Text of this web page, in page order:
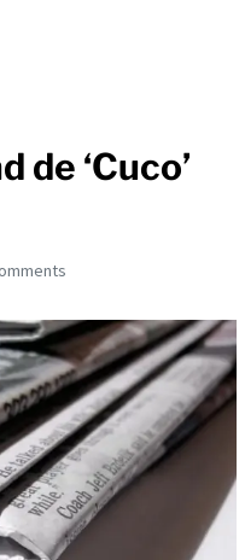
de ‘Cuco’